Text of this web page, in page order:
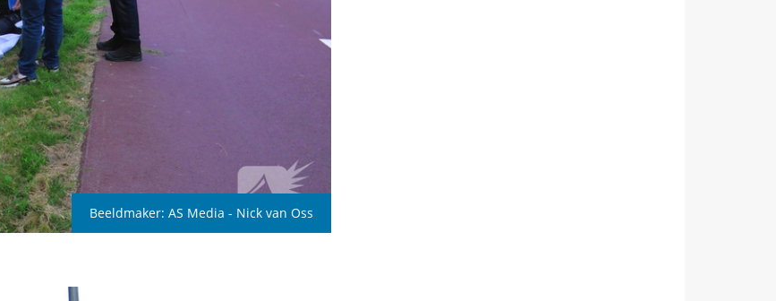
Beeldmaker: AS Media - Nick van Oss